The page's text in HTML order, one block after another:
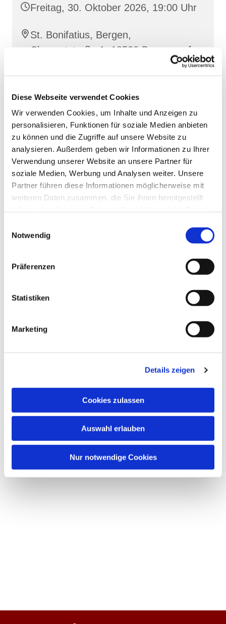
Diese Webseite verwendet Cookies
Wir verwenden Cookies, um Inhalte und Anzeigen zu
personalisieren, Funktionen für soziale Medien anbieten
zu können und die Zugriffe auf unsere Website zu
analysieren. Außerdem geben wir Informationen zu Ihrer
Verwendung unserer Website an unsere Partner für
soziale Medien, Werbung und Analysen weiter. Unsere
Partner führen diese Informationen möglicherweise mit
weiteren Daten zusammen, die Sie ihnen bereitgestellt
Notwendig
Präferenzen
Statistiken
Marketing
Details zeigen
Cookies zulassen
Auswahl erlauben
Nur notwendige Cookies
Freitag, 30. Oktober 2026, 19:00 Uhr
St. Bonifatius, Bergen,
Clementstraße 1, 18528 Bergen auf